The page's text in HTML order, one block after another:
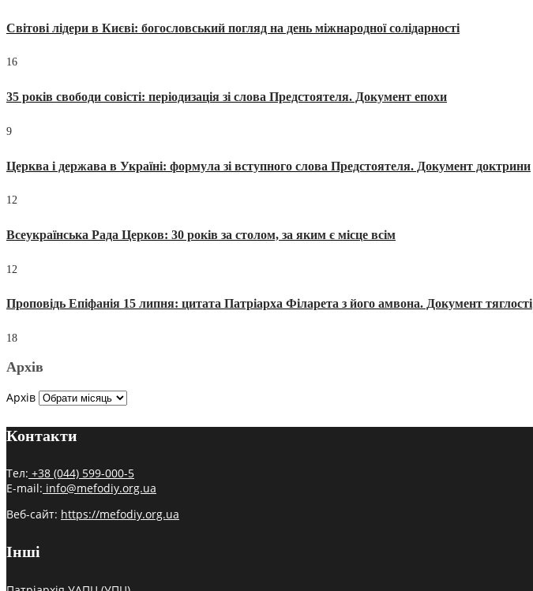
Світові лідери в Києві: богословський погляд на день міжнародної солідарності
16
35 років свободи совісті: періодизація зі слова Предстоятеля. Документ епохи
9
Церква і держава в Україні: формула зі вступного слова Предстоятеля. Документ доктрини
12
Всеукраїнська Рада Церков: 30 років за столом, за яким є місце всім
12
Проповідь Епіфанія 15 липня: цитата Патріарха Філарета з його амвона. Документ тяглості
18
Архів
Архів
Контакти
Тел: +38 (044) 599-000-5
E-mail: info@mefodiy.org.ua
Веб-сайт: https://mefodiy.org.ua
Інші